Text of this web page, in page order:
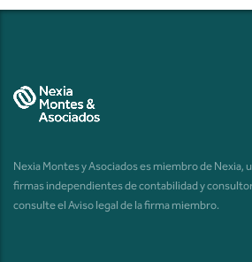
Nexia Montes y Asociados es miembro de Nexia,
firmas independientes de contabilidad y
consulte el Aviso legal de la firma miembro.